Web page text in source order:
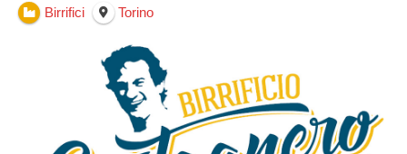
Birrifici Torino